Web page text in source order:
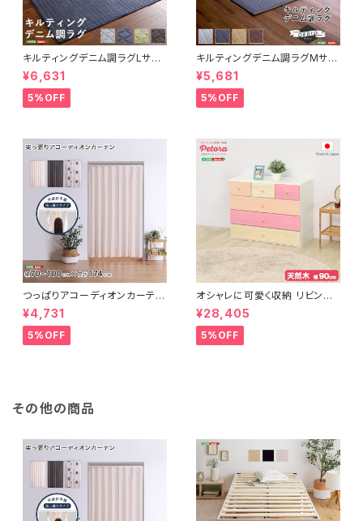
キルティングデニム調ラグLサイ
ズ(190x240cm)オールシーズ
ン、滑り止め付き、手洗い対応【D
erid-デリッド-】 DRG-L
¥6,631
5%OFF
キルティングデニム調ラグMサイ
ズ(185x185cm)オールシーズ
ン、滑り止め付き、手洗い対応【D
erid-デリッド-】 DRG-M
¥5,681
5%OFF
つっぱりアコーディオンカーテ
ン 100×174cm SH-16-TA
DC
¥4,731
5%OFF
オシャレに可愛く収納 リビング
用ローチェスト 4段 幅90cm
天然木（桐）日本製｜petora-
ペトラ- SH-08-PTR90
¥28,405
5%OFF
その他の商品